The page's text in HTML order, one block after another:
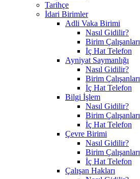
Tarihçe
İdari Birimler
Adli Vaka Birimi
Nasıl Gidilir?
Birim Çalışanları
İç Hat Telefon
Ayniyat Saymanlığı
Nasıl Gidilir?
Birim Çalışanları
İç Hat Telefon
Bilgi İşlem
Nasıl Gidilir?
Birim Çalışanları
İç Hat Telefon
Çevre Birimi
Nasıl Gidilir?
Birim Çalışanları
İç Hat Telefon
Çalışan Hakları